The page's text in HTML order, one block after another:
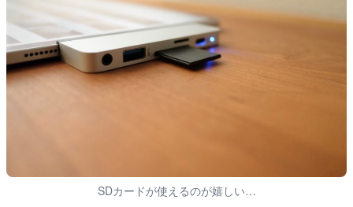
SDカードが使えるのが嬉しい…